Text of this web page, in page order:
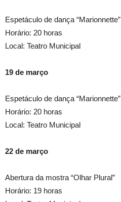
Espetáculo de dança “Marionnette”
Horário: 20 horas
Local: Teatro Municipal
19 de março
Espetáculo de dança “Marionnette”
Horário: 20 horas
Local: Teatro Municipal
22 de março
Abertura da mostra “Olhar Plural”
Horário: 19 horas